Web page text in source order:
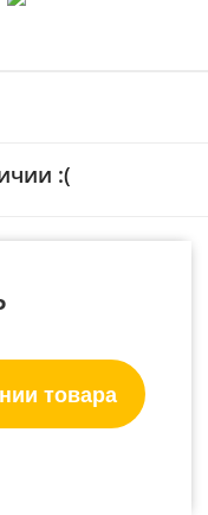
:(
товара